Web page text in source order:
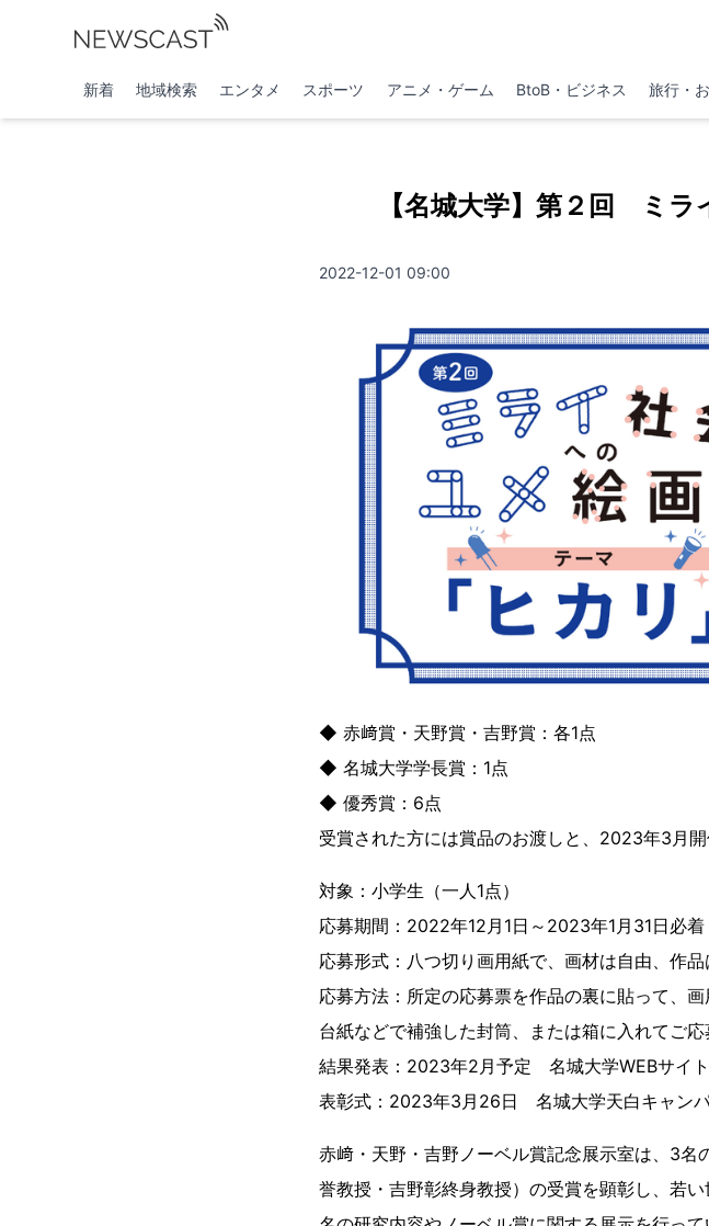
新着 地域検索 エンタメ スポーツ アニメ・ゲーム BtoB・ビジネス 旅行・
【名城大学】第２回 ミ
2022-12-01 09:00
◆ 赤﨑賞・天野賞・吉野賞：各1点
◆ 名城大学学長賞：1点
◆ 優秀賞：6点
受賞された方には賞品のお渡しと、2023年3月
対象：小学生（一人1点）
応募期間：2022年12月1日～2023年1月31日必着
応募形式：八つ切り画用紙で、画材は自由、作品
応募方法：所定の応募票を作品の裏に貼って、
台紙などで補強した封筒、または箱に入れてご応
結果発表：2023年2月予定 名城大学WEBサイ
表彰式：2023年3月26日 名城大学天白キャン
赤﨑・天野・吉野ノーベル賞記念展示室は、3
誉教授・吉野彰終身教授）の受賞を顕彰し、若